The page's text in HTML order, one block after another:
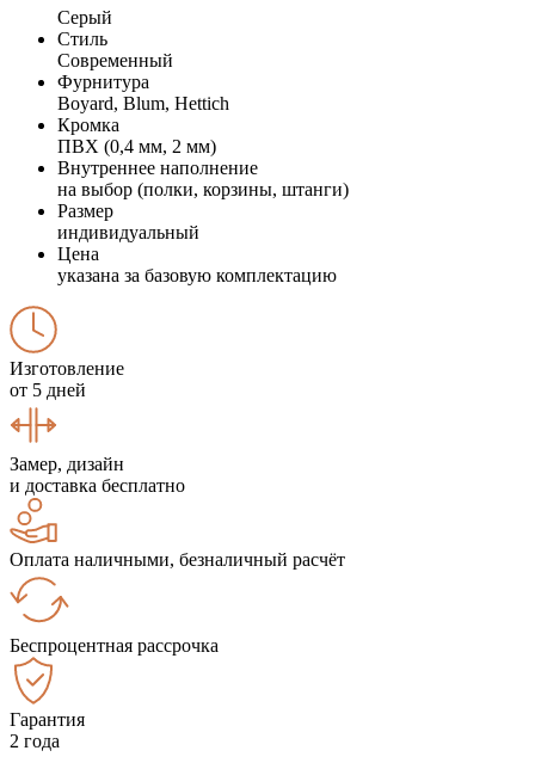
Серый
Стиль
Современный
Фурнитура
Boyard, Blum, Hettich
Кромка
ПВХ (0,4 мм, 2 мм)
Внутреннее наполнение
на выбор (полки, корзины, штанги)
Размер
индивидуальный
Цена
указана за базовую комплектацию
Изготовление
от 5 дней
Замер, дизайн
и доставка бесплатно
Оплата наличными, безналичный расчёт
Беспроцентная рассрочка
Гарантия
2 года